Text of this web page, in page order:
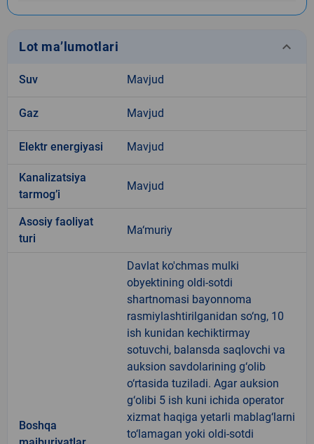
Lot ma’lumotlari keyboard_arrow_down
Suv Mavjud
Gaz Mavjud
Elektr energiyasi Mavjud
Kanalizatsiya
tarmogʼi
Mavjud
Аsosiy faoliyat
turi
Ma‘muriy
Boshqa
Davlat ko'chmas mulki
obyektining oldi-sotdi
shartnomasi bayonnoma
rasmiylashtirilganidan so‘ng, 10
ish kunidan kechiktirmay
sotuvchi, balansda saqlovchi va
auksion savdolarining g‘olib
o‘rtasida tuziladi. Agar auksion
g‘olibi 5 ish kuni ichida operator
xizmat haqiga yetarli mablag‘larni
to‘lamagan yoki oldi-sotdi